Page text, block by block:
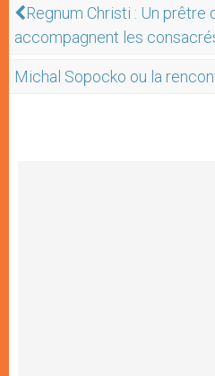
Regnum Christi : Un
accompagnent les
Michal Sopocko ou la